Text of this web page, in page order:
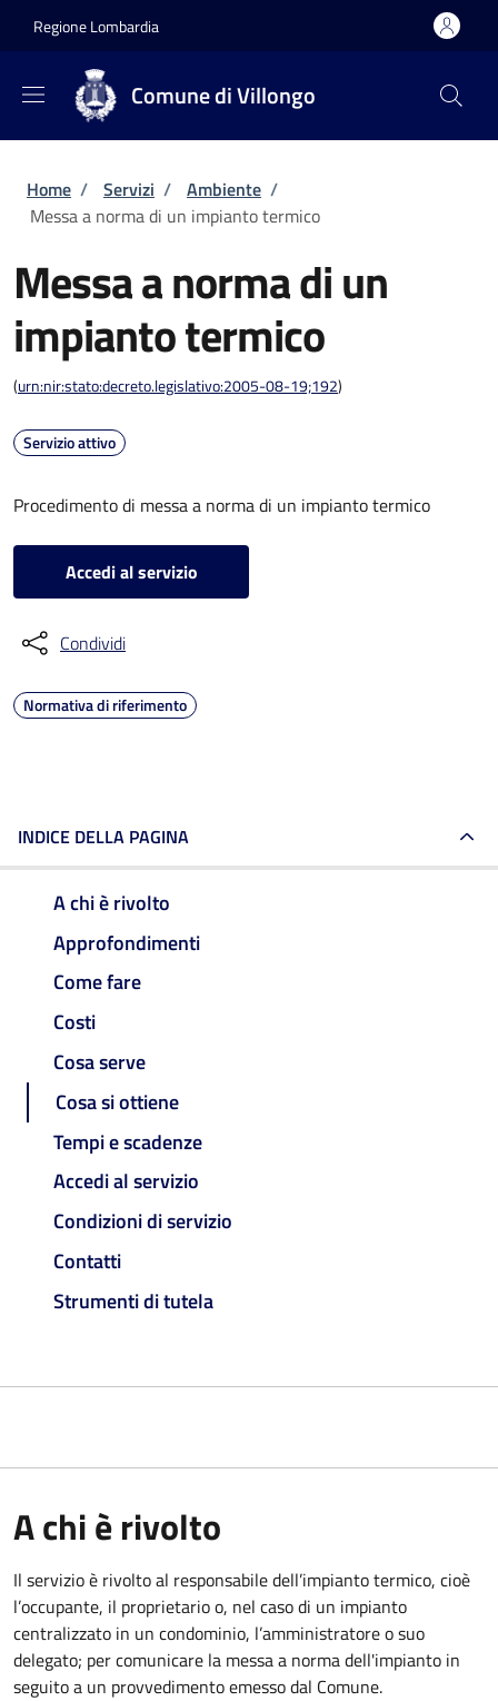
Regione Lombardia
Comune di Villongo
Briciole di pane
Home / Servizi / Ambiente /
Messa a norma di un impianto termico
Messa a norma di un
impianto termico
(urn:nir:stato:decreto.legislativo:2005-08-19;192)
Servizio attivo
Procedimento di messa a norma di un impianto termico
Accedi al servizio
Condividi
Normativa di riferimento
INDICE DELLA PAGINA
A chi è rivolto
Approfondimenti
Come fare
Costi
Cosa serve
Cosa si ottiene
Tempi e scadenze
Accedi al servizio
Condizioni di servizio
Contatti
Strumenti di tutela
A chi è rivolto
Il servizio è rivolto al responsabile dell’impianto termico, cioè
l’occupante, il proprietario o, nel caso di un impianto
centralizzato in un condominio, l’amministratore o suo
delegato; per comunicare la messa a norma dell'impianto in
seguito a un provvedimento emesso dal Comune.